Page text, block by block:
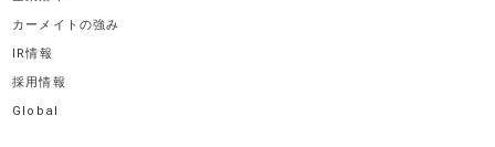
カーメイトの強み
IR情報
採用情報
Global